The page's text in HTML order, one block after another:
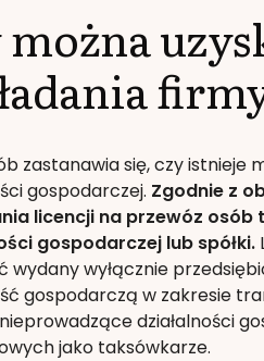
można
zastanawia się, czy istnieje
gospodarczej. Zgodnie z
licencji na przewóz
gospodarczej lub spółki.
wydany wyłącznie
gospodarczą w zakresie
działalności
jako taksówkarze.